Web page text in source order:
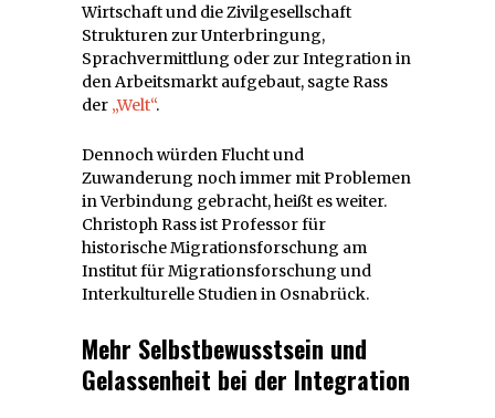
Wirtschaft und die Zivilgesellschaft
Strukturen zur Unterbringung,
Sprachvermittlung oder zur Integration in
den Arbeitsmarkt aufgebaut, sagte Rass
der „Welt“.
Dennoch würden Flucht und
Zuwanderung noch immer mit Problemen
in Verbindung gebracht, heißt es weiter.
Christoph Rass ist Professor für
historische Migrationsforschung am
Institut für Migrationsforschung und
Interkulturelle Studien in Osnabrück.
Mehr Selbstbewusstsein und
Gelassenheit bei der Integration